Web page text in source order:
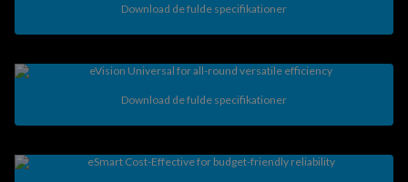
Download de fulde specifikationer
Download de fulde specifikationer